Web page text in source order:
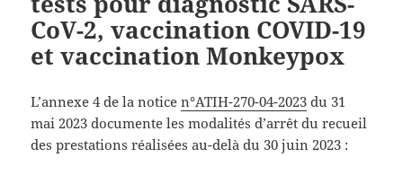
CoV-2, vaccination COVID-19
et vaccination Monkeypox
L’annexe 4 de la noticen°ATIH-270-04-2023 du 31
mai 2023 documente les modalités d’arrêt du recueil
des prestations réalisées au-delà du 30 juin 2023 :